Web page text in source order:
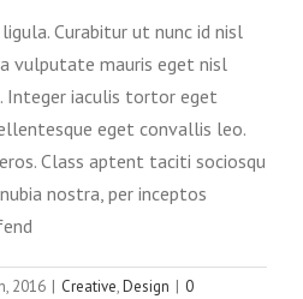
Curabitur ut nunc id nisl
vulputate mauris eget nisl
Integer iaculis tortor eget
eget convallis leo.
Class aptent taciti sociosqu
nostra, per inceptos
2016 | Creative,Design | 0